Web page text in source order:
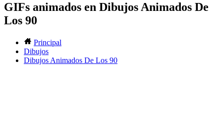
GIFs animados en Dibujos Animados De
Los 90
Principal
Dibujos
Dibujos Animados De Los 90